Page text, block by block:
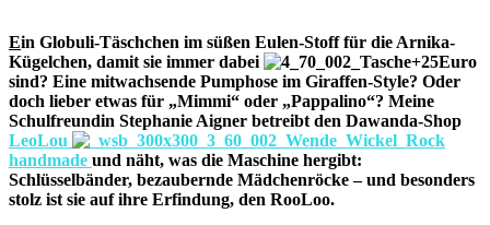
Ein Globuli-Täschchen im süßen Eulen-Stoff für die Arnika-
Kügelchen, damit sie immer dabei
sind? Eine mitwachsende Pumphose im Giraffen-Style? Oder
doch lieber etwas für „Mimmi“ oder „Pappalino“? Meine
Schulfreundin Stephanie Aigner betreibt den Dawanda-Shop
LeoLou
handmade und näht, was die Maschine hergibt:
Schlüsselbänder, bezaubernde Mädchenröcke – und besonders
stolz ist sie auf ihre Erfindung, den RooLoo.